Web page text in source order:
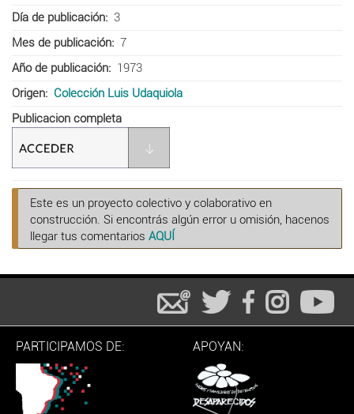
Día de publicación
3
Mes de publicación
7
Año de publicación
1973
Origen
Colección Luis Udaquiola
Publicacion completa
Este es un proyecto colectivo y colaborativo en
construcción. Si encontrás algún error u omisión, hacenos
llegar tus comentarios AQUÍ
PARTICIPAMOS DE: APOYAN: